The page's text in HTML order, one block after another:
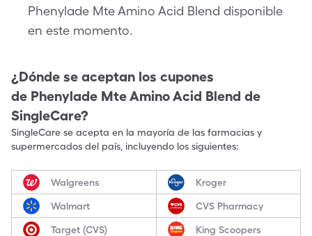
Phenylade Mte Amino Acid Blend disponible
en este momento.
¿Dónde se aceptan los cupones
de Phenylade Mte Amino Acid Blend de
SingleCare?
SingleCare se acepta en la mayoría de las farmacias y
supermercados del país, incluyendo los siguientes:
Walgreens Kroger
Walmart CVS Pharmacy
Target (CVS) King Scoopers